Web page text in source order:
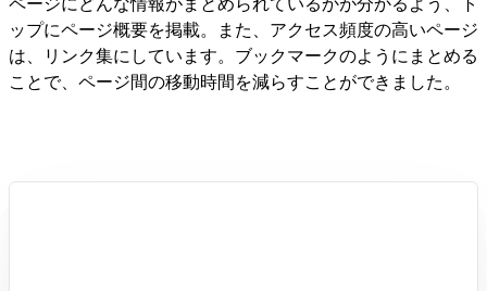
ップにページ概要を掲載。また、アクセス頻度の高いページ
は、リンク集にしています。ブックマークのようにまとめる
ことで、ページ間の移動時間を減らすことができました。